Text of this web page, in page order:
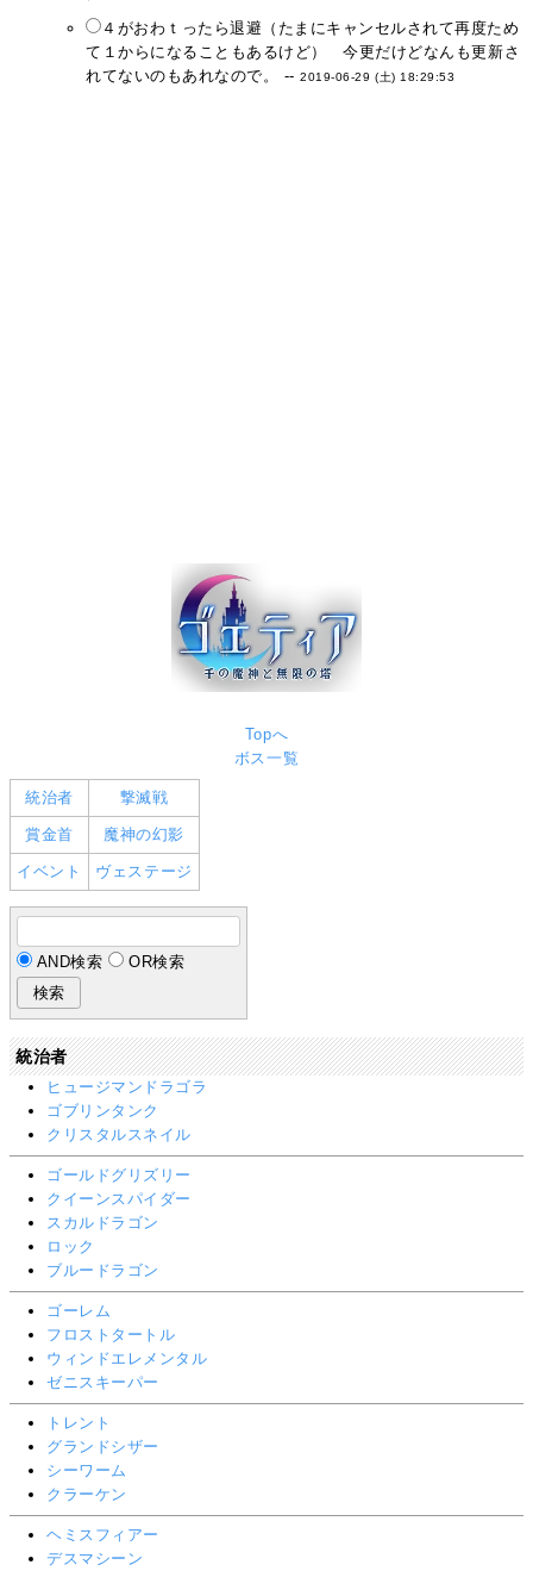
４がおわｔったら退避（たまにキャンセルされて再度ため
て１からになることもあるけど） 今更だけどなんも更新さ
れてないのもあれなので。 --2019-06-29 (土) 18:29:53
Topへ
ボス一覧
統治者 撃滅戦
賞金首 魔神の幻影
イベント ヴェステージ
AND検索 OR検索
統治者
ヒュージマンドラゴラ
ゴブリンタンク
クリスタルスネイル
ゴールドグリズリー
クイーンスパイダー
スカルドラゴン
ロック
ブルードラゴン
ゴーレム
フロストタートル
ウィンドエレメンタル
ゼニスキーパー
トレント
グランドシザー
シーワーム
クラーケン
ヘミスフィアー
デスマシーン